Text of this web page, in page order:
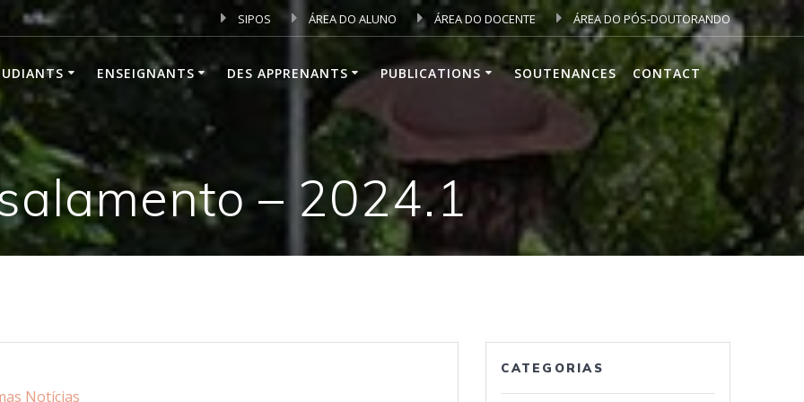
SIPOS ÁREA DO ALUNO ÁREA DO DOCENTE ÁREA DO PÓS-DOUTORANDO
ENSEIGNANTS DES APPRENANTS PUBLICATIONS SOUTENANCES CONTACT
– 2024.1
Notícias
CATEGORIAS